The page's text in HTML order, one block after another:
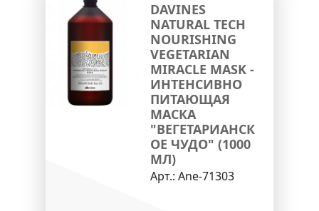
DAVINES
NATURAL TECH
NOURISHING
VEGETARIAN
MIRACLE MASK -
ИНТЕНСИВНО
ПИТАЮЩАЯ
МАСКА
"ВЕГЕТАРИАНСК
ОЕ ЧУДО" (1000
МЛ)
Арт.: Ane-71303